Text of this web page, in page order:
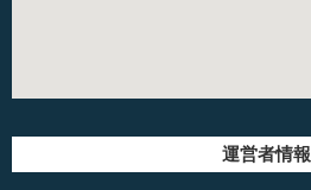
運営者情報